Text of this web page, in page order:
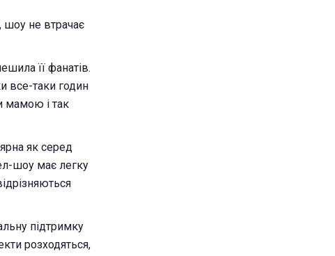
шоу не втрачає
її фанатів.
все-таки годин
мамою і так
як серед
шоу має легку
підтримку
розходяться,